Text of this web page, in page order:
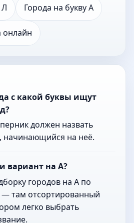
Л Города на букву А
онлайн
с какой буквы ищут
должен назвать
начинающийся на неё.
вариант на А?
городов на А по
там отсортированный
легко выбрать